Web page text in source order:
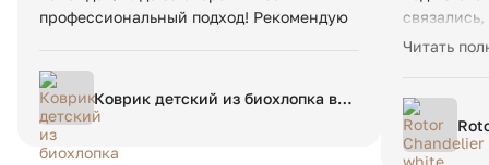
профессиональный подход! Рекомендую
Коврик детский из биохлопка в
берберском стиле Dybala 120 x
в
ошибся -
понятно
Читать
—